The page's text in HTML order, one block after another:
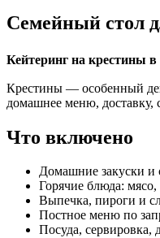
Семейный стол
Кейтеринг на крестины
Крестины — особенный
домашнее меню, доставку,
Что включено
Домашние закуски и
Горячие блюда:
Выпечка, пироги и
Постное меню по
Посуда, сервировка,